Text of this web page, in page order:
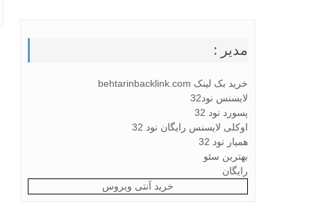
مدیر :
خرید بک لینک behtarinbacklink.com
لایسنس نود32
پسورد نود 32
اوکلی لایسنس رایگان نود 32
همیار نود 32
بهترین سئو
رایگان
خرید آنتی ویروس